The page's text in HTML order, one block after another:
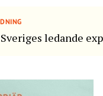
ledande